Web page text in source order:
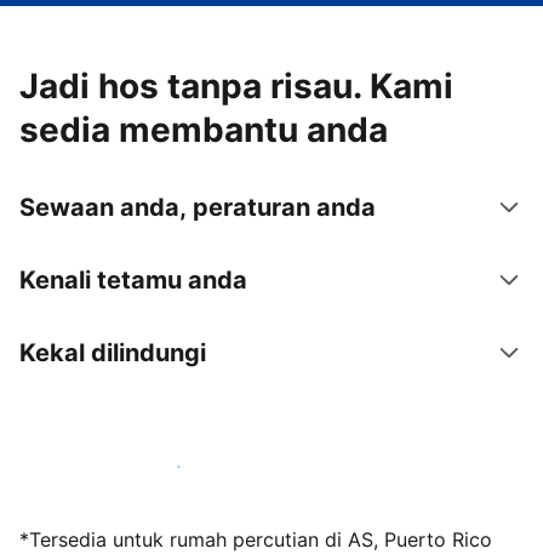
Jadi hos tanpa risau. Kami
sedia membantu anda
Sewaan anda, peraturan anda
Kenali tetamu anda
Kekal dilindungi
Jadi hos bersama kami hari ini
*Tersedia untuk rumah percutian di AS, Puerto Rico